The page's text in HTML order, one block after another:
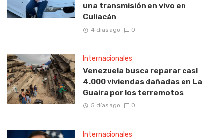
una transmisión en vivo en
Culiacán
4 días ago 0
Internacionales
Venezuela busca reparar casi
4.000 viviendas dañadas en La
Guaira por los terremotos
5 días ago 0
Internacionales